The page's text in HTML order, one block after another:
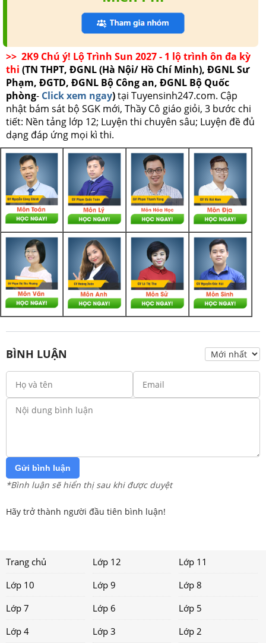
>> 2K9 Chú ý! Lộ Trình Sun 2027 - 1 lộ trình ôn đa kỳ
thi (TN THPT, ĐGNL (Hà Nội/ Hồ Chí Minh), ĐGNL Sư
Phạm, ĐGTD, ĐGNL Bộ Công an, ĐGNL Bộ Quốc
phòng- Click xem ngay)tại Tuyensinh247.com. Cập
nhật bám sát bộ SGK mới, Thầy Cô giáo giỏi, 3 bước chi
tiết: Nền tảng lớp 12; Luyện thi chuyên sâu; Luyện đề đủ
dạng đáp ứng mọi kì thi.
BÌNH LUẬN
Gửi bình luận
*Bình luận sẽ hiển thị sau khi được duyệt
Hãy trở thành người đầu tiên bình luận!
Trang chủ Lớp 12
Lớp 11
Lớp 10
Lớp 9
Lớp 8
Lớp 7
Lớp 6
Lớp 5
Lớp 4
Lớp 3 Lớp 2